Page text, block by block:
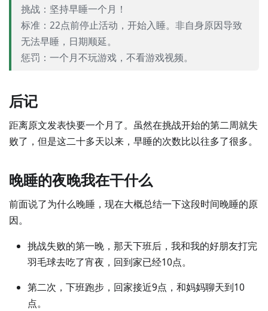
挑战：坚持早睡一个月！
标准：22点前停止活动，开始入睡。非自身原因导致
无法早睡，日期顺延。
惩罚：一个月不玩游戏，不看游戏视频。
后记
距离原文发表快要一个月了。虽然在挑战开始的第二周就失
败了，但是这二十多天以来，早睡的次数比以往多了很多。
晚睡的夜晚我在干什么
前面说了为什么晚睡，现在大概总结一下这段时间晚睡的原
因。
挑战失败的第一晚，那天下班后，我和我的好朋友打完
羽毛球去吃了宵夜，回到家已经10点。
第二次，下班跑步，回家接近9点，和妈妈聊天到10
点。